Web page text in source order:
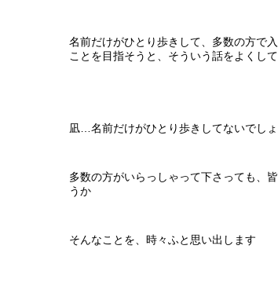
名前だけがひとり歩きして、多数の方で
ことを目指そうと、そういう話をよくし
凪…名前だけがひとり歩きしてないでし
多数の方がいらっしゃって下さっても、
うか
そんなことを、時々ふと思い出します